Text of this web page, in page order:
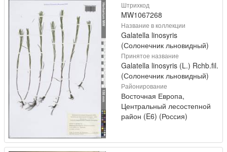
Штрихкод
MW1067268
Название в коллекции
Galatella linosyris
(Солонечник льновидный)
Принятое название
Galatella linosyris (L.) Rchb.fil.
(Солонечник льновидный)
Районирование
Восточная Европа,
Центральный лесостепной
район (E6) (Россия)